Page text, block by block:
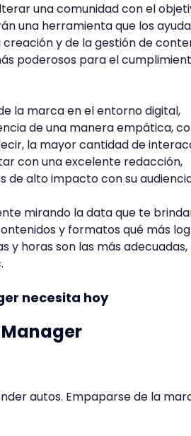
una comunidad con el
una herramienta que los
y de la gestión de
poderosos para el
la marca en el entorno digital,
de una manera empática,
la mayor cantidad de
con una excelente redacción,
alto impacto con su
mirando la data que te
y formatos qué más
y horas son las más adecuadas,
necesita hoy
autos. Empaparse de la